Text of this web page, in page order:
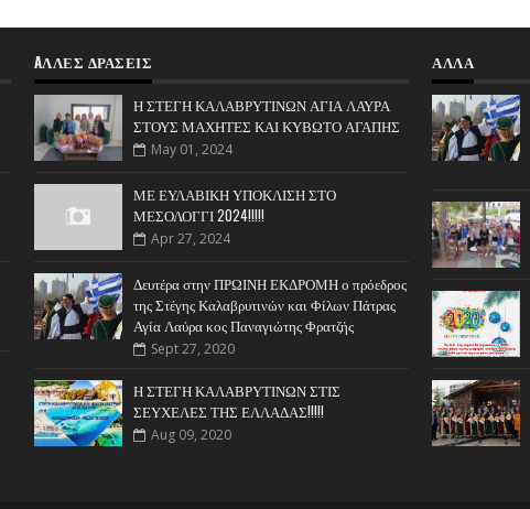
AΛΛΕΣ ΔΡΑΣΕΙΣ
Η ΣΤΕΓΗ ΚΑΛΑΒΡΥΤΙΝΩΝ ΑΓΙΑ ΛΑΥΡΑ
ΣΤΟΥΣ ΜΑΧΗΤΕΣ ΚΑΙ ΚΥΒΩΤΟ ΑΓΑΠΗΣ
May 01, 2024
ΜΕ ΕΥΛΑΒΙΚΗ ΥΠΟΚΛΙΣΗ ΣΤΟ
ΜΕΣΟΛΟΓΓΙ 2024!!!!!
Apr 27, 2024
Δευτέρα στην ΠΡΩΙΝΗ ΕΚΔΡΟΜΗ ο πρόεδρος
της Στέγης Καλαβρυτινών και Φίλων Πάτρας
Αγία Λαύρα κος Παναγιώτης Φρατζής
Sept 27, 2020
Η ΣΤΕΓΗ ΚΑΛΑΒΡΥΤΙΝΩΝ ΣΤΙΣ
ΣΕΥΧΕΛΕΣ ΤΗΣ ΕΛΛΑΔΑΣ!!!!!
Aug 09, 2020
ΑΛΛΑ